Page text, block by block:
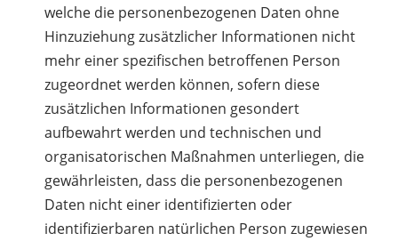
welche die personenbezogenen Daten ohne
Hinzuziehung zusätzlicher Informationen nicht
mehr einer spezifischen betroffenen Person
zugeordnet werden können, sofern diese
zusätzlichen Informationen gesondert
aufbewahrt werden und technischen und
organisatorischen Maßnahmen unterliegen, die
gewährleisten, dass die personenbezogenen
Daten nicht einer identifizierten oder
identifizierbaren natürlichen Person zugewiesen